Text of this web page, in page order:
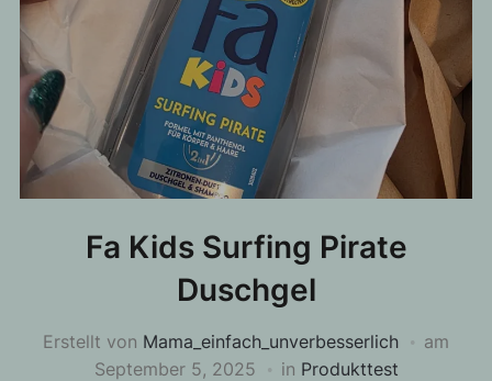
Fa Kids Surfing Pirate
Duschgel
Erstellt von Mama_einfach_unverbesserlich
am
September 5, 2025
in Produkttest